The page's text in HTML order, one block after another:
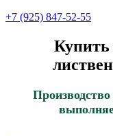
+7 (925) 847-52-55
Купить